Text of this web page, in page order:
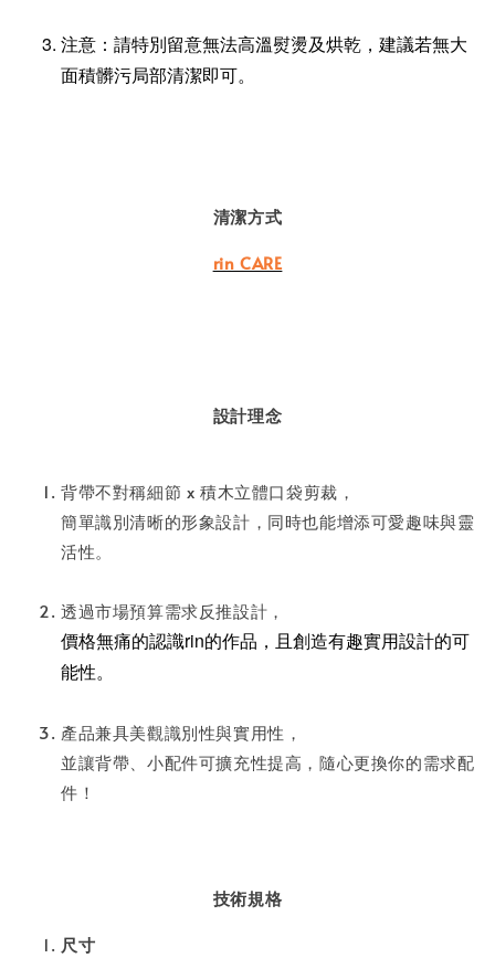
注意：請特別留意無法高溫熨燙及烘乾，建議若無大
面積髒污局部清潔即可。
清潔方式
rin CARE
設計理念
背帶不對稱細節 x 積木立體口袋剪裁，
簡單識別清晰的形象設計，同時也能增添可愛趣味與靈
活性。
透過市場預算需求反推設計，
價格無痛的認識rin的作品，且創造有趣實用設計的可
能性。
產品兼具美觀識別性與實用性，
並讓背帶、小配件可擴充性提高，隨心更換你的需求配
件！
技術規格
尺寸